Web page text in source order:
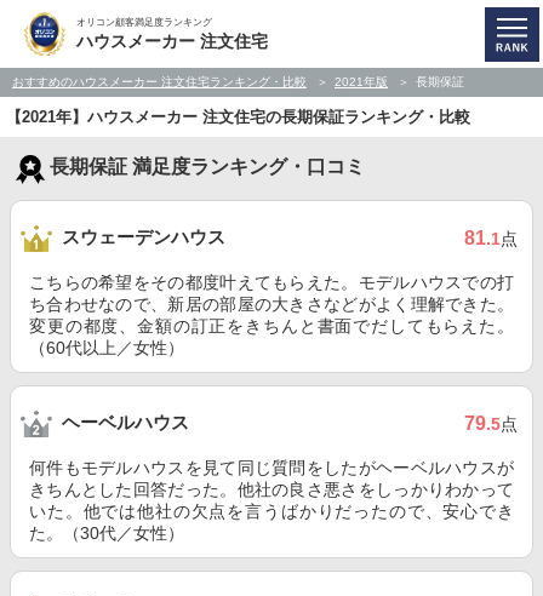
オリコン顧客満足度ランキング
ハウスメーカー 注文住宅
おすすめのハウスメーカー 注文住宅ランキング・比較 2021年版 長期保証
【2021年】ハウスメーカー 注文住宅の長期保証ランキング・比較
長期保証 満足度ランキング・口コミ
スウェーデンハウス 81.1点
こちらの希望をその都度叶えてもらえた。モデルハウスでの打
ち合わせなので、新居の部屋の大きさなどがよく理解できた。
変更の都度、金額の訂正をきちんと書面でだしてもらえた。
（60代以上／女性）
ヘーベルハウス 79.5点
何件もモデルハウスを見て同じ質問をしたがヘーベルハウスが
きちんとした回答だった。他社の良さ悪さをしっかりわかって
いた。他では他社の欠点を言うばかりだったので、安心でき
た。（30代／女性）